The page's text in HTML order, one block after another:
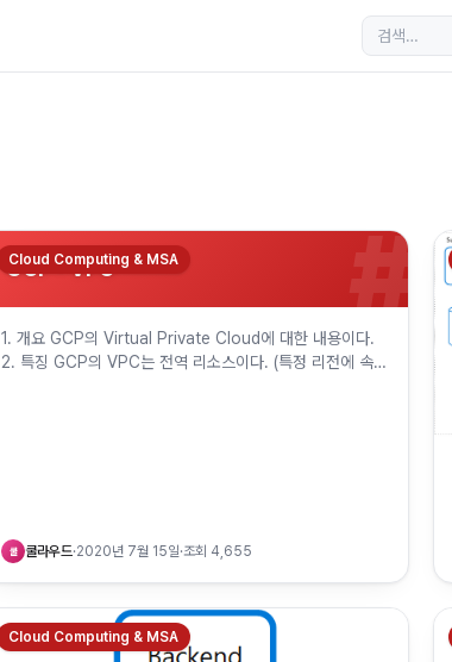
GCP - VPC #
Cloud Computing & MSA
1. 개요 GCP의 Virtual Private Cloud에 대한 내용이다.
2. 특징 GCP의 VPC는 전역 리소스이다. (특정 리전에 속해
쿨 쿨라우드·2020년 7월 15일·조회 4,655
Cloud Computing & MSA